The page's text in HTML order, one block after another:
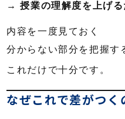
→ 授業の理解度を上げる
内容を一度見ておく
分からない部分を把握す
これだけで十分です。
なぜこれで差がつく